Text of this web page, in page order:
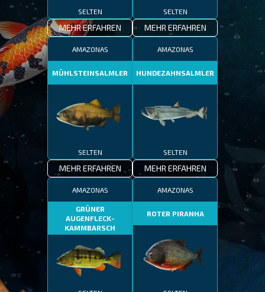
SELTEN
MEHR ERFAHREN
SELTEN
MEHR ERFAHREN
AMAZONAS
MÜHLSTEINSALMLER
SELTEN
MEHR ERFAHREN
AMAZONAS
HUNDEZAHNSALMLER
SELTEN
MEHR ERFAHREN
AMAZONAS
GRÜNER
AUGENFLECK-
KAMMBARSCH
AMAZONAS
ROTER PIRANHA